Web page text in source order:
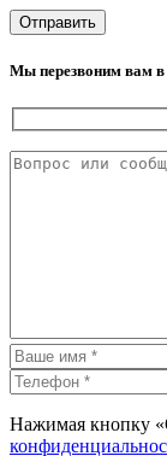
Мы перезвоним вам
Нажимая кнопку